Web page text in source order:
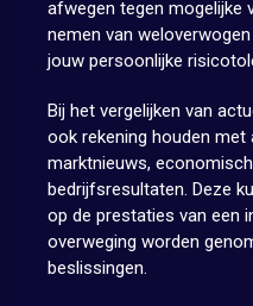
afwegen tegen mogelijke
nemen van
jouw persoonlijke
Bij het vergelijken van
ook rekening houden
marktnieuws,
bedrijfsresultaten. Deze
op de prestaties van een
overweging worden
beslissingen.